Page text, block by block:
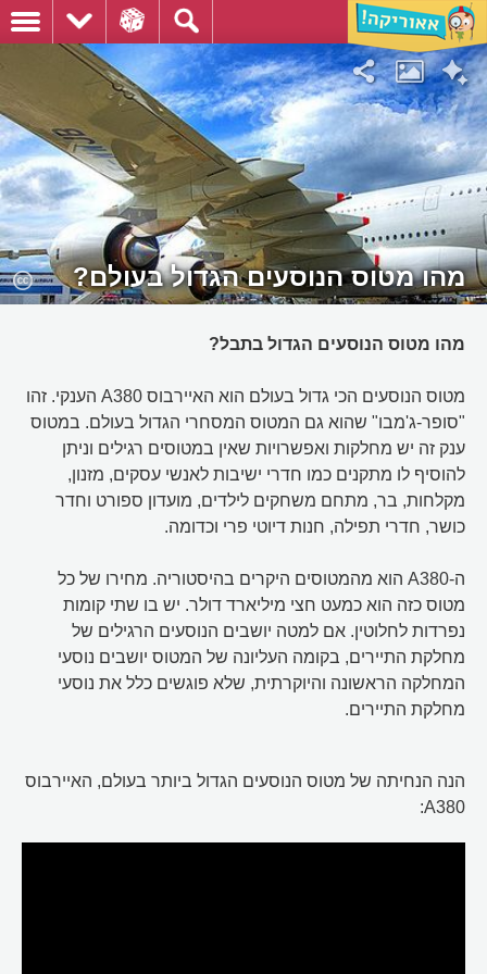
מהו מטוס הנוסעים הגדול בעולם?
מהו מטוס הנוסעים הגדול בתבל?
מטוס הנוסעים הכי גדול בעולם הוא האיירבוס A380 הענקי. זהו
"סופר-ג'מבו" שהוא גם המטוס המסחרי הגדול בעולם. במטוס
ענק זה יש מחלקות ואפשרויות שאין במטוסים רגילים וניתן
להוסיף לו מתקנים כמו חדרי ישיבות לאנשי עסקים, מזנון,
מקלחות, בר, מתחם משחקים לילדים, מועדון ספורט וחדר
כושר, חדרי תפילה, חנות דיוטי פרי וכדומה.
ה-A380 הוא מהמטוסים היקרים בהיסטוריה. מחירו של כל
מטוס כזה הוא כמעט חצי מיליארד דולר. יש בו שתי קומות
נפרדות לחלוטין. אם למטה יושבים הנוסעים הרגילים של
מחלקת התיירים, בקומה העליונה של המטוס יושבים נוסעי
המחלקה הראשונה והיוקרתית, שלא פוגשים כלל את נוסעי
מחלקת התיירים.
הנה הנחיתה של מטוס הנוסעים הגדול ביותר בעולם, האיירבוס
A380: